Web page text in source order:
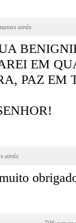
atrás
EM
PAZ EM
atrás